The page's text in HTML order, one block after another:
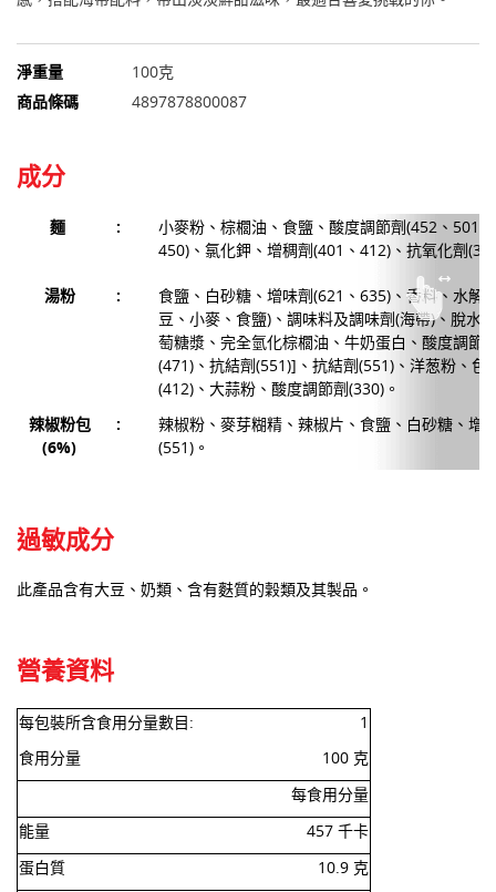
淨重量
100克
商品條碼
4897878800087
成分
麵 :
小麥粉、棕櫚油、食鹽、酸度調節劑(452、501
450)、氯化鉀、增稠劑(401、412)、抗氧化劑
湯粉 :
食鹽、白砂糖、增味劑(621、635)、香料、水解
豆、小麥、食鹽)、調味料及調味劑(海帶)、脫水
萄糖漿、完全氫化棕櫚油、牛奶蛋白、酸度調節
(471)、抗結劑(551)]、抗結劑(551)、洋葱粉、色
(412)、大蒜粉、酸度調節劑(330)。
辣椒粉包
(6%)
:
辣椒粉、麥芽糊精、辣椒片、食鹽、白砂糖、增
(551)。
過敏成分
此產品含有大豆、奶類、含有麩質的穀類及其製品。
營養資料
每包裝所含食用分量數目:
1
食用分量
100 克
每食用分量
能量
457 千卡
蛋白質
10.9 克